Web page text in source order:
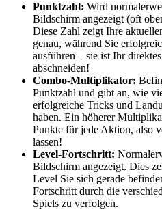
Punktzahl: Wird
Bildschirm angezeigt (oft
Diese Zahl zeigt Ihre
genau, während Sie
ausführen – sie ist Ihr
abschneiden!
Combo-Multiplikator:
Punktzahl und gibt an, wie
erfolgreiche Tricks und
haben. Ein höherer
Punkte für jede Aktion, also
lassen!
Level-Fortschritt:
Bildschirm angezeigt. Dies
Level Sie sich gerade
Fortschritt durch die
Spiels zu verfolgen.